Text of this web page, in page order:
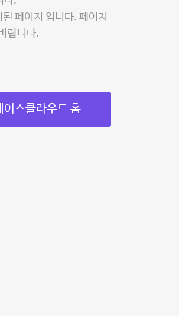
페이지 입니다. 페이지
랍니다.
이스클라우드 홈